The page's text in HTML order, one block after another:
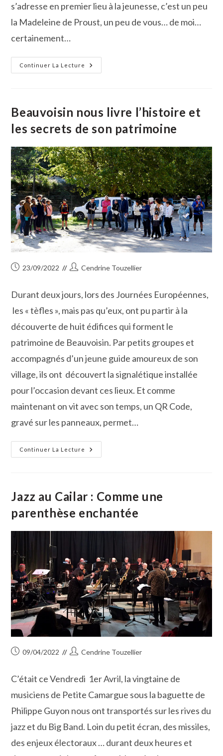
s’adresse en premier lieu à la jeunesse, c’est un peu
la Madeleine de Proust, un peu de vous… de moi…
certainement…
Continuer La Lecture
Beauvoisin
Fait
Tèfle
L’ode
À
Beauvoisin nous livre l’histoire et
les secrets de son patrimoine
Publication
23/09/2022
Auteur/autrice
publication :
Cendrine Touzellier
Durant deux jours, lors des Journées Européennes,
les « tèfles », mais pas qu’eux, ont pu partir à la
découverte de huit édifices qui forment le
patrimoine de Beauvoisin. Par petits groupes et
accompagnés d’un jeune guide amoureux de son
village, ils ont découvert la signalétique installée
pour l’occasion devant ces lieux. Et comme
maintenant on vit avec son temps, un QR Code,
gravé sur les panneaux, permet…
Continuer La Lecture
Beauvoisin
Nous
Secrets
De
Patrimoine
Jazz au Cailar : Comme une
parenthèse enchantée
Publication
09/04/2022
Auteur/autrice
publication :
Cendrine Touzellier
C’était ce Vendredi 1er Avril, la vingtaine de
musiciens de Petite Camargue sous la baguette de
Philippe Guyon nous ont transportés sur les rives du
jazz et du Big Band. Loin du petit écran, des missiles,
des enjeux électoraux … durant deux heures et